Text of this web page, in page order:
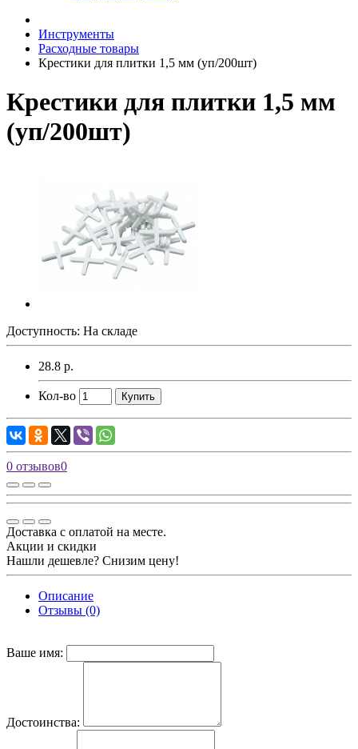
Инструменты
Расходные товары
Крестики для плитки 1,5 мм (уп/200шт)
Крестики для плитки 1,5 мм
(уп/200шт)
Доступность: На складе
28.8 р.
Кол-во Купить
0 отзывов0
Доставка с оплатой на месте.
Акции и скидки
Нашли дешевле? Снизим цену!
Описание
Отзывы (0)
Ваше имя:
Достоинства: